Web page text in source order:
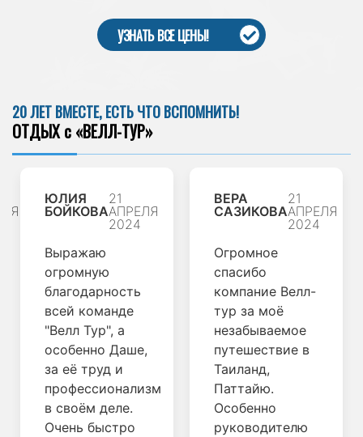
УЗНАТЬ ВСЕ ЦЕНЫ!
20 ЛЕТ ВМЕСТЕ, ЕСТЬ ЧТО ВСПОМНИТЬ!
ОТДЫХ с «ВЕЛЛ-ТУР»
ЮЛИЯ
БОЙКОВА
21
АПРЕЛЯ
2024
Выражаю
огромную
благодарность
всей команде
"Велл Тур", а
особенно Даше,
за её труд и
профессионализм
в своём деле.
Очень быстро
ВЕРА
САЗИКОВА
21
АПРЕЛЯ
2024
Огромное
спасибо
компание Велл-
тур за моё
незабываемое
путешествие в
Таиланд,
Паттайю.
Особенно
руководителю